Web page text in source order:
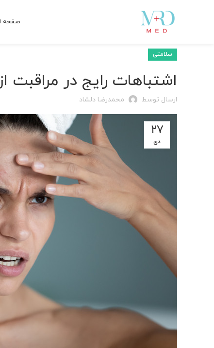
صفحه
سلامتی
اشتباهات رایج در مراقبت
ارسال توسط محمدرضا دلشاد
۲۷
دی